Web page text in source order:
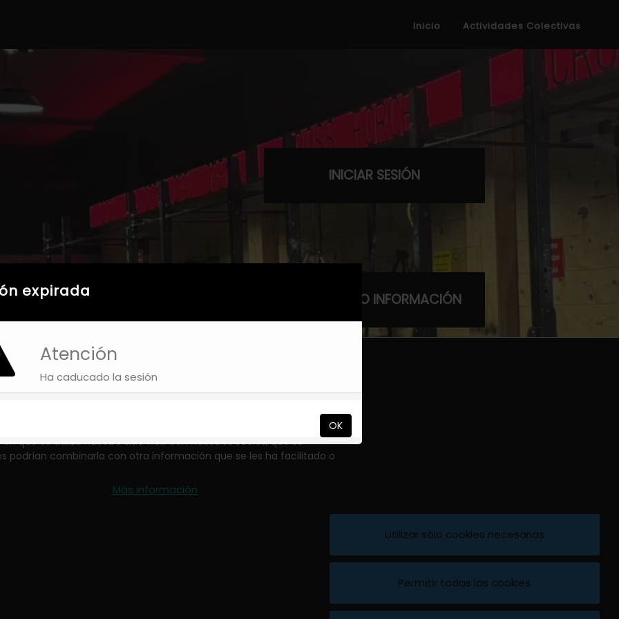
expirada
Atención
Ha caducado la sesión
OK
Inicio Actividades Colectivas
Este sitio web utiliza
cookies
que se utiliza nuestro sitio web con nuestros socios, que se
podrían combinarla con otra información que se les ha facilitado o
Más información
Utilizar sólo cookies necesarias
Permitir todas las cookies